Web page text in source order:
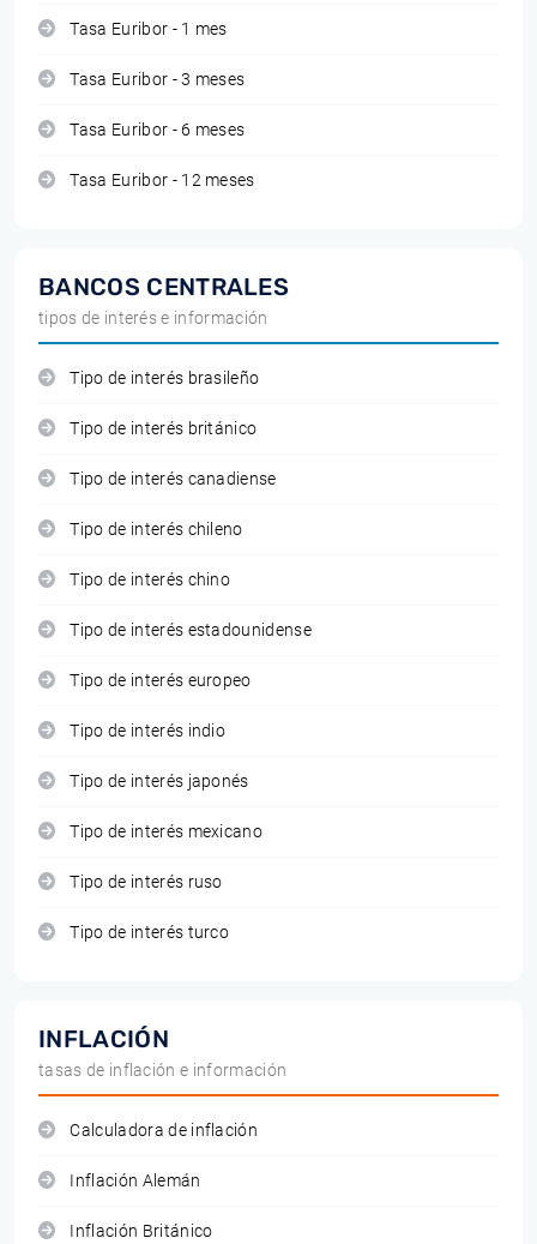
Tasa Euribor - 1 mes
Tasa Euribor - 3 meses
Tasa Euribor - 6 meses
Tasa Euribor - 12 meses
BANCOS CENTRALES
tipos de interés e información
Tipo de interés brasileño
Tipo de interés británico
Tipo de interés canadiense
Tipo de interés chileno
Tipo de interés chino
Tipo de interés estadounidense
Tipo de interés europeo
Tipo de interés indio
Tipo de interés japonés
Tipo de interés mexicano
Tipo de interés ruso
Tipo de interés turco
INFLACIÓN
tasas de inflación e información
Calculadora de inflación
Inflación Alemán
Inflación Británico